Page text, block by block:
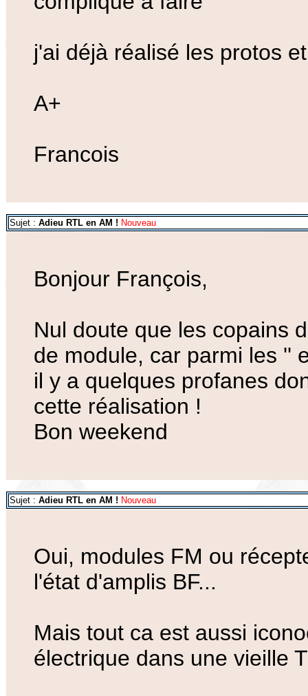
j'ai déjà réalisé les protos
A+
Francois
Sujet : Adieu RTL en AM ! Nouveau
Bonjour François,
Nul doute que les copains
de module, car parmi les ''
il y a quelques profanes
cette réalisation !
Bon weekend
Sujet : Adieu RTL en AM ! Nouveau
Oui, modules FM ou
l'état d'amplis BF...
Mais tout ca est aussi
électrique dans une vieille